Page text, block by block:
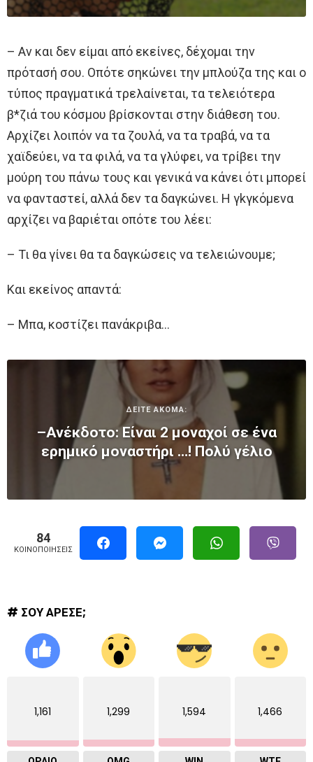
– Αν και δεν είμαι από εκείνες, δέχομαι την
πρότασή σου. Οπότε σηκώνει την μπλούζα της και ο
τύπος πραγματικά τρελαίνεται, τα τελειότερα
β*ζιά του κόσμου βρίσκονται στην διάθεση του.
Αρχίζει λοιπόν να τα ζουλά, να τα τραβά, να τα
χαϊδεύει, να τα φιλά, να τα γλύφει, να τρίβει την
μούρη του πάνω τους και γενικά να κάνει ότι μπορεί
να φανταστεί, αλλά δεν τα δαγκώνει. Η γkγκόμενα
αρχίζει να βαριέται οπότε του λέει:
– Τι θα γίνει θα τα δαγκώσεις να τελειώνουμε;
Και εκείνος απαντά:
– Μπα, κοστίζει πανάκριβα…
ΔΕΙΤΕ ΑΚΟΜΑ:
–Ανέκδοτο: Είναι 2 μοναχοί σε ένα
ερημικό μοναστήρι …! Πολύ γέλιο
84
ΚΟΙΝΟΠΟΙΉΣΕΙΣ
# ΣΟΥ ΑΡΕΣΕ;
1,161 1,299 1,594 1,466